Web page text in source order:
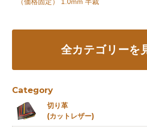
（価格固定） 1.0mm 半裁
全カテゴリーを
Category
切り革
(カットレザー)